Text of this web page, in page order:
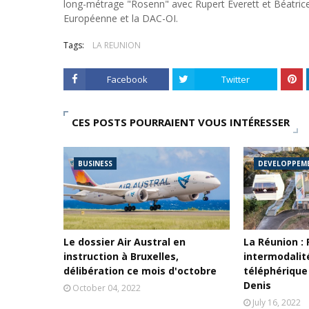
long-métrage "Rosenn" avec Rupert Everett et
Européenne et la DAC-OI.
Tags: LA REUNION
Facebook Twitter
CES POSTS POURRAIENT VOUS INTÉRESSER
BUSINESS
Le dossier Air Austral en
instruction à Bruxelles,
délibération ce mois d'octobre
October 04, 2022
La Réunion :
Denis
July 16, 2022